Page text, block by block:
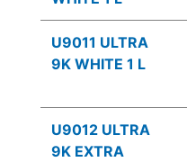
U9011 ULTRA
9K WHITE 1 L
U9012 ULTRA
9K EXTRA